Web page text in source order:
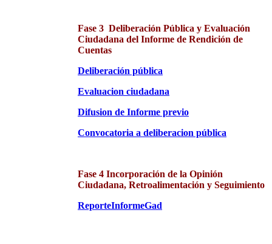
Fase 3 Deliberación Pública y Evaluación
Ciudadana del Informe de Rendición de
Cuentas
Deliberación pública
Evaluacion ciudadana
Difusion de Informe previo
Convocatoria a deliberacion pública
Fase 4 Incorporación de la Opinión
Ciudadana, Retroalimentación y Seguimiento
ReporteInformeGad